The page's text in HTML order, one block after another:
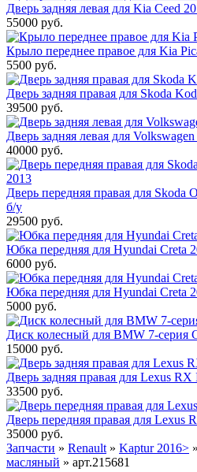
Дверь задняя левая для Kia Ceed
55000 руб.
Крыло переднее правое для Kia
5500 руб.
Дверь задняя правая для Skoda
39500 руб.
Дверь задняя левая для
40000 руб.
Дверь передняя правая для Skoda
б/у
29500 руб.
Юбка передняя для Hyundai Creta
6000 руб.
Юбка передняя для Hyundai Creta
5000 руб.
Диск колесный для BMW 7-серия
15000 руб.
Дверь задняя правая для Lexus
33500 руб.
Дверь передняя правая для Lexus
35000 руб.
Запчасти » Renault » Kaptur 2016> »
масляный » арт.215681